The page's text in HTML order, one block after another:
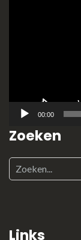
00:00
Zoeken
Links